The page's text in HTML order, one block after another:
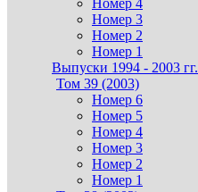
Номер 3
Номер 2
Номер 1
Выпуски 1994 - 2003 гг.
Том 39 (2003)
Номер 6
Номер 5
Номер 4
Номер 3
Номер 2
Номер 1